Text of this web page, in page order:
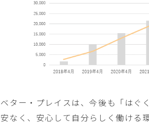
ベター・プレイスは、今後も「はぐ
安なく、安心して自分らしく働ける